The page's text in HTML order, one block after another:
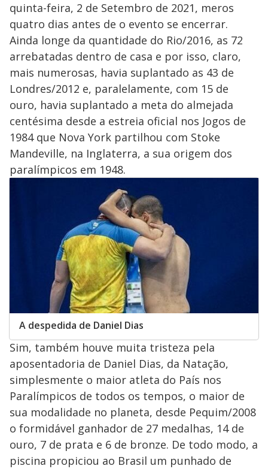
quinta-feira, 2 de Setembro de 2021, meros
quatro dias antes de o evento se encerrar.
Ainda longe da quantidade do Rio/2016, as 72
arrebatadas dentro de casa e por isso, claro,
mais numerosas, havia suplantado as 43 de
Londres/2012 e, paralelamente, com 15 de
ouro, havia suplantado a meta do almejada
centésima desde a estreia oficial nos Jogos de
1984 que Nova York partilhou com Stoke
Mandeville, na Inglaterra, a sua origem dos
paralímpicos em 1948.
A despedida de Daniel Dias
Sim, também houve muita tristeza pela
aposentadoria de Daniel Dias, da Natação,
simplesmente o maior atleta do País nos
Paralímpicos de todos os tempos, o maior de
sua modalidade no planeta, desde Pequim/2008
o formidável ganhador de 27 medalhas, 14 de
ouro, 7 de prata e 6 de bronze. De todo modo, a
piscina propiciou ao Brasil um punhado de